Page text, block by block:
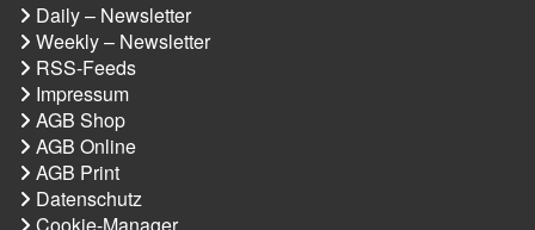
Daily – Newsletter
Weekly – Newsletter
RSS-Feeds
Impressum
AGB Shop
AGB Online
AGB Print
Datenschutz